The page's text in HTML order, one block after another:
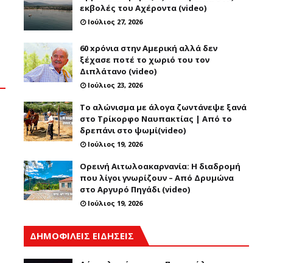
εκβολές του Αχέροντα (video)
Ιούλιος 27, 2026
60 xρόνια στην Αμερική αλλά δεν
ξέχασε ποτέ το χωριό του τον
Διπλάτανο (video)
Ιούλιος 23, 2026
Το αλώνισμα με άλογα ζωντάνεψε ξανά
στο Τρίκορφο Ναυπακτίας | Από το
δρεπάνι στο ψωμί(video)
Ιούλιος 19, 2026
Ορεινή Αιτωλοακαρνανία: Η διαδρομή
που λίγοι γνωρίζουν – Από Δρυμώνα
στο Αργυρό Πηγάδι (video)
Ιούλιος 19, 2026
ΔΗΜΟΦΙΛΕΙΣ ΕΙΔΗΣΕΙΣ